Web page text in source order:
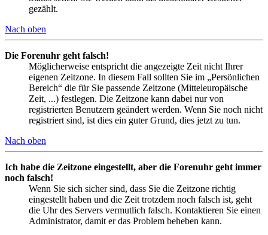
gezählt.
Nach oben
Die Forenuhr geht falsch!
Möglicherweise entspricht die angezeigte Zeit nicht Ihrer
eigenen Zeitzone. In diesem Fall sollten Sie im „Persönlichen
Bereich“ die für Sie passende Zeitzone (Mitteleuropäische
Zeit, ...) festlegen. Die Zeitzone kann dabei nur von
registrierten Benutzern geändert werden. Wenn Sie noch nicht
registriert sind, ist dies ein guter Grund, dies jetzt zu tun.
Nach oben
Ich habe die Zeitzone eingestellt, aber die Forenuhr geht immer
noch falsch!
Wenn Sie sich sicher sind, dass Sie die Zeitzone richtig
eingestellt haben und die Zeit trotzdem noch falsch ist, geht
die Uhr des Servers vermutlich falsch. Kontaktieren Sie einen
Administrator, damit er das Problem beheben kann.